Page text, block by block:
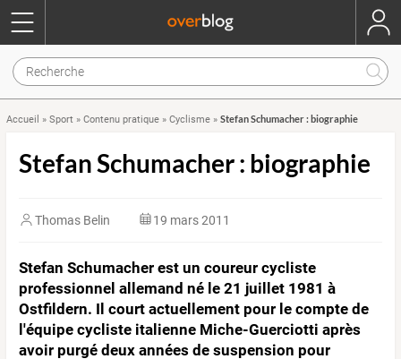
Accueil » Sport » Contenu pratique » Cyclisme » Stefan Schumacher : biographie
Stefan Schumacher : biographie
Thomas Belin 19 mars 2011
Stefan Schumacher est un coureur cycliste
professionnel allemand né le 21 juillet 1981 à
Ostfildern. Il court actuellement pour le compte de
l'équipe cycliste italienne Miche-Guerciotti après
avoir purgé deux années de suspension pour